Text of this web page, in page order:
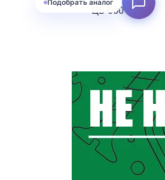
ЦБ-00015152
Подобрать аналог